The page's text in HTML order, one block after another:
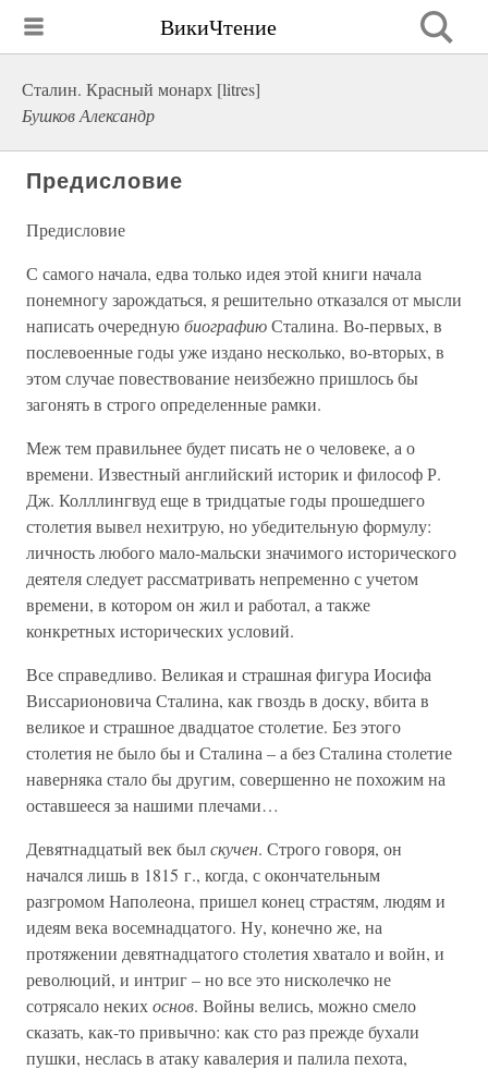
ВикиЧтение
Сталин. Красный монарх [litres]
Бушков Александр
Предисловие
Предисловие
С самого начала, едва только идея этой книги начала
понемногу зарождаться, я решительно отказался от мысли
написать очереднуюбиографиюСталина. Во-первых, в
послевоенные годы уже издано несколько, во-вторых, в
этом случае повествование неизбежно пришлось бы
загонять в строго определенные рамки.
Меж тем правильнее будет писать не о человеке, а о
времени. Известный английский историк и философ Р.
Дж. Колллингвуд еще в тридцатые годы прошедшего
столетия вывел нехитрую, но убедительную формулу:
личность любого мало-мальски значимого исторического
деятеля следует рассматривать непременно с учетом
времени, в котором он жил и работал, а также
конкретных исторических условий.
Все справедливо. Великая и страшная фигура Иосифа
Виссарионовича Сталина, как гвоздь в доску, вбита в
великое и страшное двадцатое столетие. Без этого
столетия не было бы и Сталина – а без Сталина столетие
наверняка стало бы другим, совершенно не похожим на
оставшееся за нашими плечами…
Девятнадцатый век былскучен. Строго говоря, он
начался лишь в 1815 г., когда, с окончательным
разгромом Наполеона, пришел конец страстям, людям и
идеям века восемнадцатого. Ну, конечно же, на
протяжении девятнадцатого столетия хватало и войн, и
революций, и интриг – но все это нисколечко не
сотрясало некихоснов. Войны велись, можно смело
сказать, как-то привычно: как сто раз прежде бухали
пушки, неслась в атаку кавалерия и палила пехота,